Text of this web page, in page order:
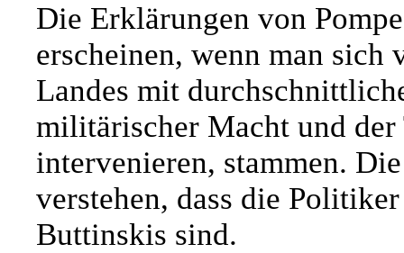
Die Erklärungen von
erscheinen, wenn man sich
Landes mit
militärischer Macht und der
intervenieren, stammen.
verstehen, dass die
Buttinskis sind.